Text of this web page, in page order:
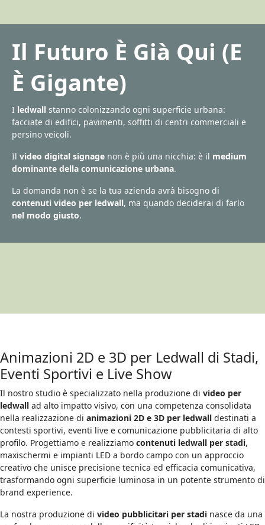
Il Futuro È Già Qui (E
È Gigante)
I ledwall stanno colonizzando ogni superficie urbana:
facciate di edifici, pavimenti, soffitti di centri commerciali e
persino veicoli.
Il video digital signage non è più una nicchia: è il medium
dominante della comunicazione urbana.
La domanda non è se la tua azienda avrà bisogno di
contenuti video per ledwall, ma quando deciderai di farlo
nel modo giusto.
Animazioni 2D e 3D per Ledwall di Stadi,
Eventi Sportivi e Live Show
Il nostro studio è specializzato nella produzione di video per
ledwall ad alto impatto visivo, con una competenza consolidata
nella realizzazione di animazioni 2D e 3D per ledwall destinati a
contesti sportivi, eventi live e comunicazione pubblicitaria di alto
profilo. Progettiamo e realizziamo contenuti ledwall per stadi,
maxischermi e impianti LED a bordo campo con un approccio
creativo che unisce precisione tecnica ed efficacia comunicativa,
trasformando ogni superficie luminosa in un potente strumento di
brand experience.
La nostra produzione di video pubblicitari per stadi nasce da una